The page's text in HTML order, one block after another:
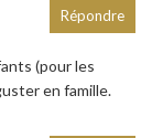
(pour les
en famille.
Répondre